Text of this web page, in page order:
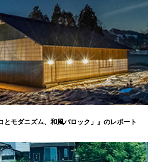
とモダニズム、和風バロック」』のレポート